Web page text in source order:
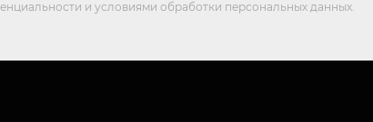
и условиями обработки персональных данных.